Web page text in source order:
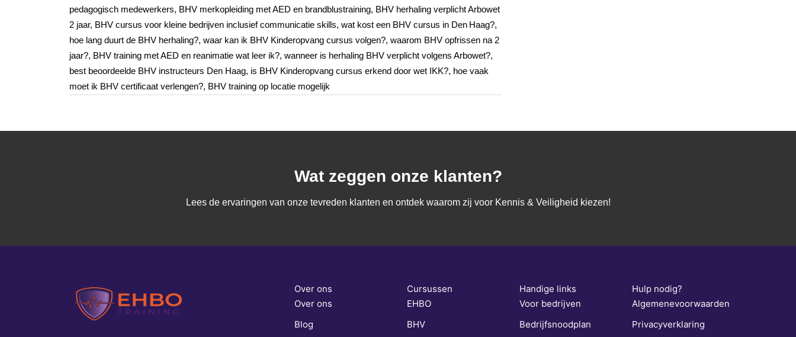
pedagogisch medewerkers, BHV merkopleiding met AED en brandblustraining, BHV herhaling verplicht Arbowet
2 jaar, BHV cursus voor kleine bedrijven inclusief communicatie skills, wat kost een BHV cursus in Den Haag?,
hoe lang duurt de BHV herhaling?, waar kan ik BHV Kinderopvang cursus volgen?, waarom BHV opfrissen na 2
jaar?, BHV training met AED en reanimatie wat leer ik?, wanneer is herhaling BHV verplicht volgens Arbowet?,
best beoordeelde BHV instructeurs Den Haag, is BHV Kinderopvang cursus erkend door wet IKK?, hoe vaak
moet ik BHV certificaat verlengen?, BHV training op locatie mogelijk
Wat zeggen onze klanten?
Lees de ervaringen van onze tevreden klanten en ontdek waarom zij voor Kennis & Veiligheid kiezen!
Over ons
Over ons
Blog
Cursussen
EHBO
BHV
Handige links
Voor bedrijven
Bedrijfsnoodplan
Hulp nodig?
Algemenevoorwaarden
Privacyverklaring